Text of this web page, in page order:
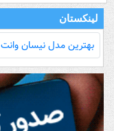
لینکستان
بهترین مدل‌ نیسان وانت